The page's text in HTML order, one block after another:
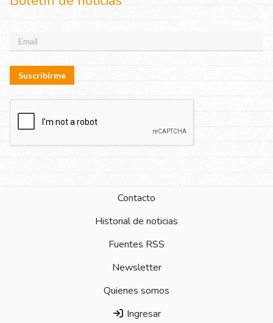
Suscribirme
Contacto
Historial de noticias
Fuentes RSS
Newsletter
Quienes somos
Ingresar